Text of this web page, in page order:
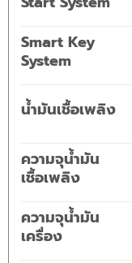
Smart Key
System
น้ำมันเชื้อเพลิง
ความจุน้ำมัน
เชื้อเพลิง
ความจุน้ำมัน
เครื่อง